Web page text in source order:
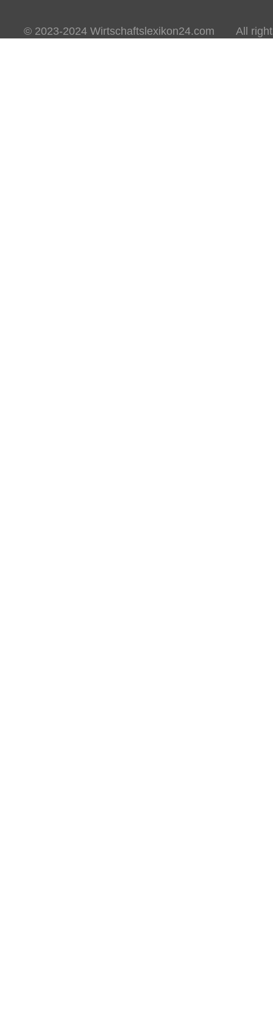
© 2023-2024 Wirtschaftslexikon24.com All